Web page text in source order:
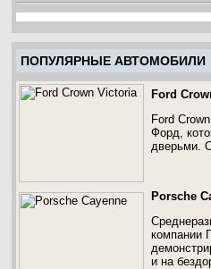
ПОПУЛЯРНЫЕ АВТОМОБИЛИ
Ford
Ford
Форд,
дверьми.
Porsche
компании
и на